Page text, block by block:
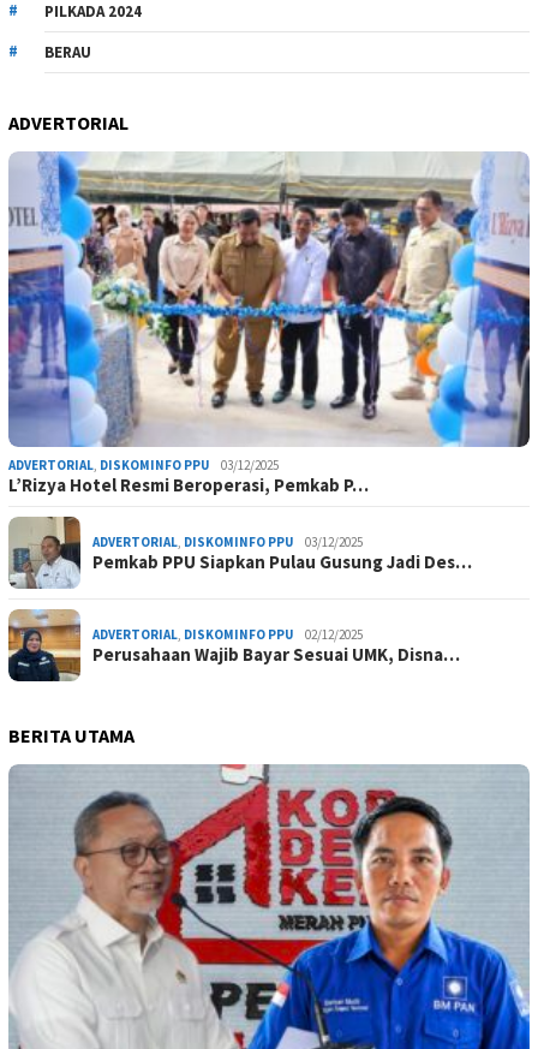
PILKADA 2024
BERAU
ADVERTORIAL
ADVERTORIAL, DISKOMINFO PPU 03/12/2025
L’Rizya Hotel Resmi Beroperasi, Pemkab P…
ADVERTORIAL, DISKOMINFO PPU 03/12/2025
Pemkab PPU Siapkan Pulau Gusung Jadi Des…
ADVERTORIAL, DISKOMINFO PPU 02/12/2025
Perusahaan Wajib Bayar Sesuai UMK, Disna…
BERITA UTAMA